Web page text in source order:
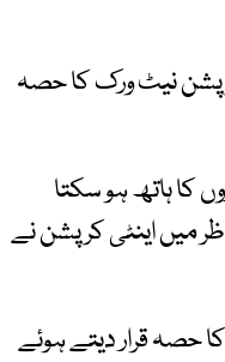
نیٹ ورک کا حصہ
کا ہاتھ ہو سکتا
میں اینٹی کرپشن نے
قرار دیتے ہوئے